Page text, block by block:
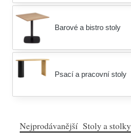
Barové a bistro stoly
Psací a pracovní stoly
Nejprodávanější Stoly a stolky